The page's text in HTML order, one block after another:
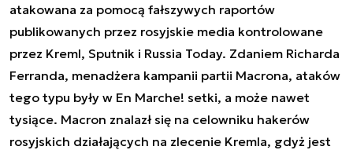
atakowana za pomocą fałszywych raportów
publikowanych przez rosyjskie media kontrolowane
przez Kreml, Sputnik i Russia Today. Zdaniem Richarda
Ferranda, menadżera kampanii partii Macrona, ataków
tego typu były w En Marche! setki, a może nawet
tysiące. Macron znalazł się na celowniku hakerów
rosyjskich działających na zlecenie Kremla, gdyż jest